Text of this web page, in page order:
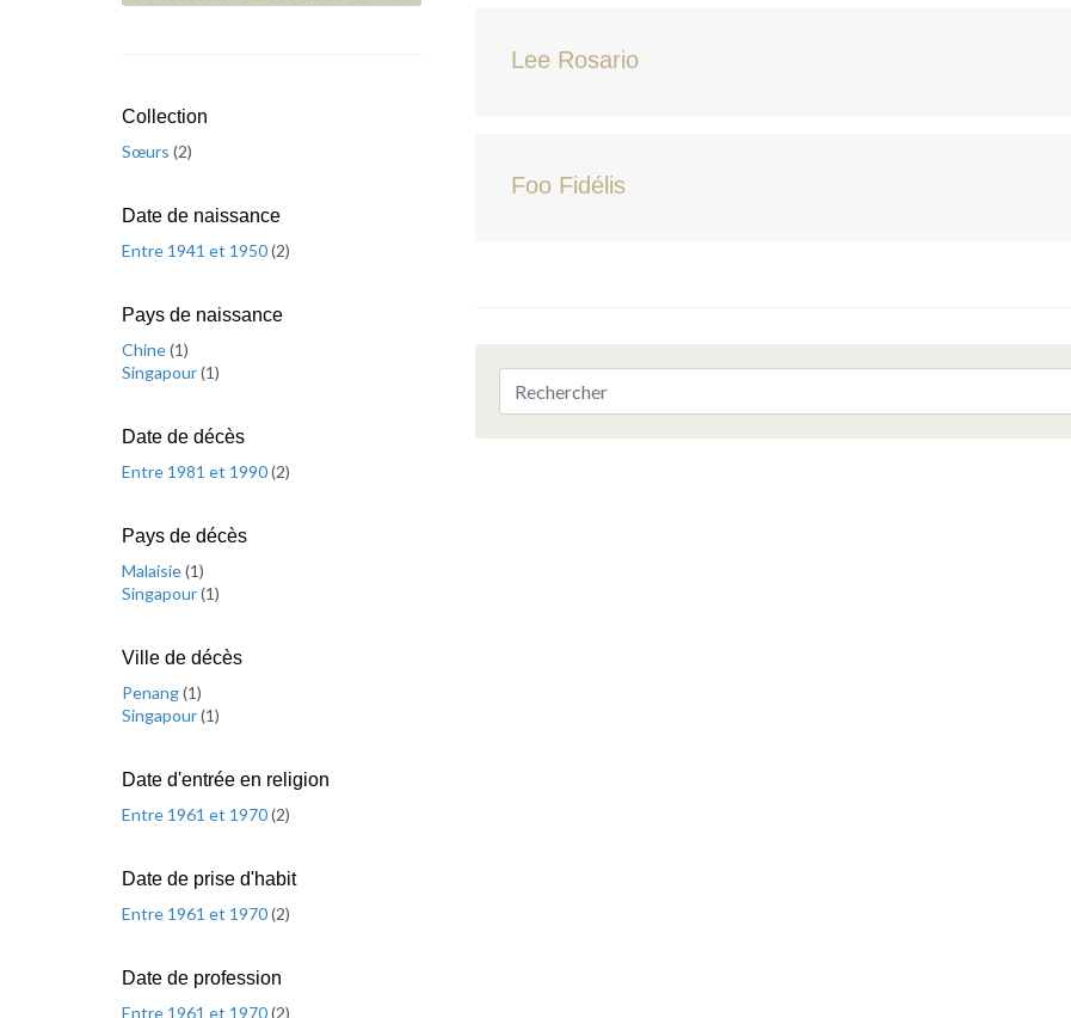
Lee Rosario
Foo Fidélis
Collection
Sœurs (2)
Date de naissance
Entre 1941 et 1950(2)
Pays de naissance
Chine(1)
Singapour(1)
Date de décès
Entre 1981 et 1990(2)
Pays de décès
Malaisie(1)
Singapour(1)
Ville de décès
Penang(1)
Singapour(1)
Date d'entrée en religion
Entre 1961 et 1970(2)
Date de prise d'habit
Entre 1961 et 1970(2)
Date de profession
Entre 1961 et 1970(2)